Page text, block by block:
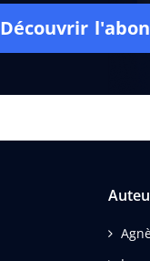
Découvrir